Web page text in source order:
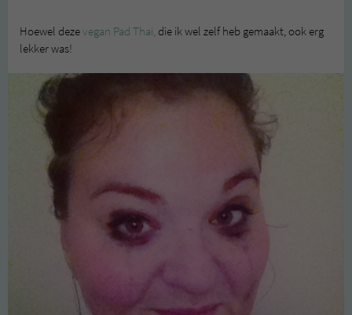
Hoewel dezevegan Pad Thai, die ik wel zelf heb gemaakt, ook erg
lekker was!